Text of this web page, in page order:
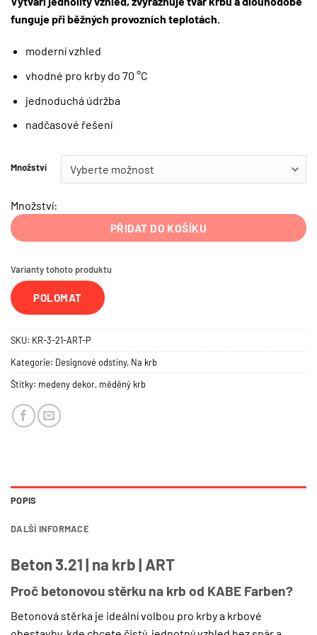
funguje při běžných provozních teplotách.
moderní vzhled
vhodné pro krby do 70 °C
jednoduchá údržba
nadčasové řešení
Množství
Množství:
PŘIDAT DO KOŠÍKU
Varianty tohoto produktu
POLOMAT
SKU: KR-3-21-ART-P
Kategorie: Designové odstíny, Na krb
Štítky: medeny dekor, měděný krb
POPIS
DALŠÍ INFORMACE
Beton 3.21 | na krb | ART
Proč betonovou stěrku na krb od KABE Farben?
Betonová stěrka je ideální volbou pro krby a krbové